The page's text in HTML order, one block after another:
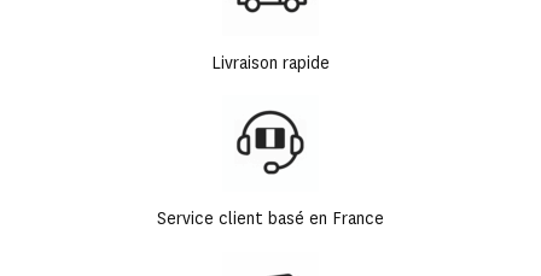
Livraison rapide
Service client basé en France